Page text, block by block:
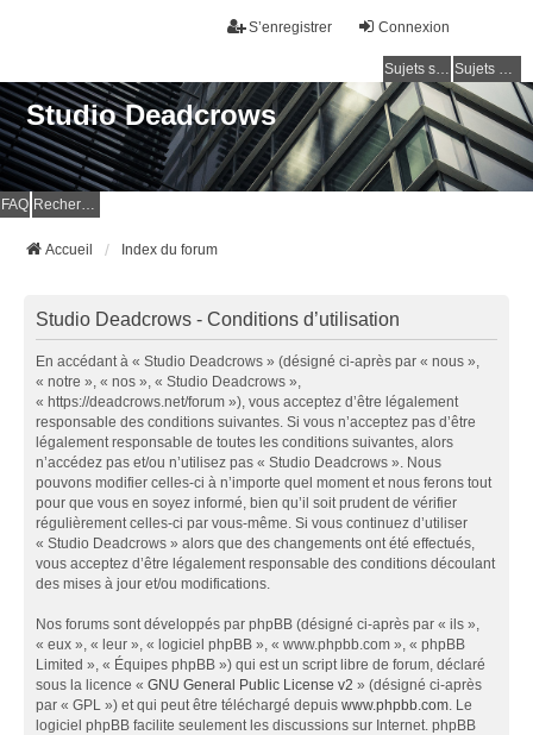
Connexion
S’enregistrer
Sujets sans réponse Sujets actifs
Studio Deadcrows
FAQ Rechercher
Accueil Index du forum
Studio Deadcrows - Conditions d’utilisation
En accédant à « Studio Deadcrows » (désigné ci-après par « nous »,
« notre », « nos », « Studio Deadcrows »,
« https://deadcrows.net/forum »), vous acceptez d’être légalement
responsable des conditions suivantes. Si vous n’acceptez pas d’être
légalement responsable de toutes les conditions suivantes, alors
n’accédez pas et/ou n’utilisez pas « Studio Deadcrows ». Nous
pouvons modifier celles-ci à n’importe quel moment et nous ferons tout
pour que vous en soyez informé, bien qu’il soit prudent de vérifier
régulièrement celles-ci par vous-même. Si vous continuez d’utiliser
« Studio Deadcrows » alors que des changements ont été effectués,
vous acceptez d’être légalement responsable des conditions découlant
des mises à jour et/ou modifications.
Nos forums sont développés par phpBB (désigné ci-après par « ils »,
« eux », « leur », « logiciel phpBB », « www.phpbb.com », « phpBB
Limited », « Équipes phpBB ») qui est un script libre de forum, déclaré
sous la licence « GNU General Public License v2 » (désigné ci-après
par « GPL ») et qui peut être téléchargé depuis www.phpbb.com. Le
logiciel phpBB facilite seulement les discussions sur Internet. phpBB